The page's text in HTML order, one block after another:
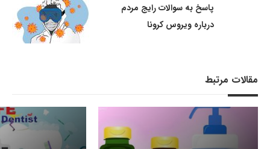
پاسخ به سوالات رایج مردم
درباره ویروس کرونا
مقالات مرتبط